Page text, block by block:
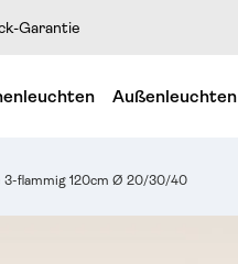
Garantie
Außenleuchten
3-flammig 120cm Ø 20/30/40